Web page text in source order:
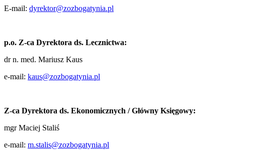
E-mail: dyrektor@zozbogatynia.pl
p.o. Z-ca Dyrektora ds. Lecznictwa:
dr n. med. Mariusz Kaus
e-mail: kaus@zozbogatynia.pl
Z-ca Dyrektora ds. Ekonomicznych /Główny Księgowy:
mgr Maciej Staliś
e-mail: m.stalis@zozbogatynia.pl